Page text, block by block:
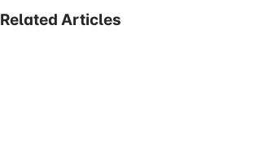
Related Articles